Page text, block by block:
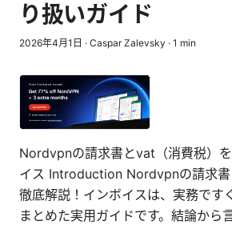
り扱いガイド
2026年4月1日 · Caspar Zalevsky · 1 min
Nordvpnの請求書とvat（消費税）
イス Introduction Nordvpnの請求書
徹底解説！インボイスは、実務です
まとめた実用ガイドです。結論から